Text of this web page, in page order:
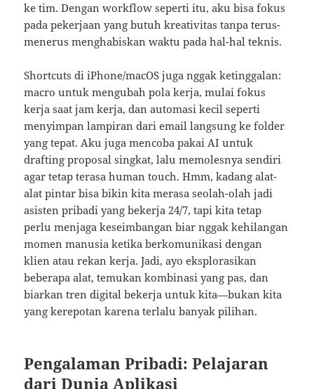
ke tim. Dengan workflow seperti itu, aku bisa fokus
pada pekerjaan yang butuh kreativitas tanpa terus-
menerus menghabiskan waktu pada hal-hal teknis.
Shortcuts di iPhone/macOS juga nggak ketinggalan:
macro untuk mengubah pola kerja, mulai fokus
kerja saat jam kerja, dan automasi kecil seperti
menyimpan lampiran dari email langsung ke folder
yang tepat. Aku juga mencoba pakai AI untuk
drafting proposal singkat, lalu memolesnya sendiri
agar tetap terasa human touch. Hmm, kadang alat-
alat pintar bisa bikin kita merasa seolah-olah jadi
asisten pribadi yang bekerja 24/7, tapi kita tetap
perlu menjaga keseimbangan biar nggak kehilangan
momen manusia ketika berkomunikasi dengan
klien atau rekan kerja. Jadi, ayo eksplorasikan
beberapa alat, temukan kombinasi yang pas, dan
biarkan tren digital bekerja untuk kita—bukan kita
yang kerepotan karena terlalu banyak pilihan.
Pengalaman Pribadi: Pelajaran
dari Dunia Aplikasi